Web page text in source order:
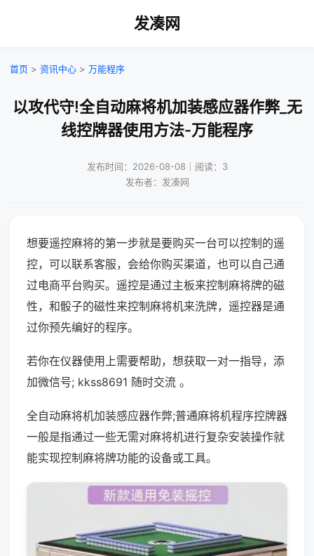
发凑网
首页 > 资讯中心 > 万能程序
以攻代守!全自动麻将机加装感应器作弊_无
线控牌器使用方法-万能程序
发布时间：2026-08-08｜阅读：3
发布者：发凑网
想要遥控麻将的第一步就是要购买一台可以控制的遥
控，可以联系客服，会给你购买渠道，也可以自己通
过电商平台购买。遥控是通过主板来控制麻将牌的磁
性，和骰子的磁性来控制麻将机来洗牌，遥控器是通
过你预先编好的程序。
若你在仪器使用上需要帮助，想获取一对一指导，添
加微信号; kkss8691 随时交流 。
全自动麻将机加装感应器作弊;普通麻将机程序控牌器
一般是指通过一些无需对麻将机进行复杂安装操作就
能实现控制麻将牌功能的设备或工具。